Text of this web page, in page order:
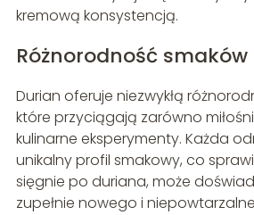
kremową konsystencją.
Różnorodność smaków
Durian oferuje niezwykłą
które przyciągają zarówno
kulinarne eksperymenty. Każda
unikalny profil smakowy, co
sięgnie po duriana, może
zupełnie nowego i